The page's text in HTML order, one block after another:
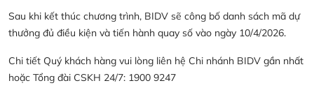
Sau khi kết thúc chương trình, BIDV sẽ công bố danh sách mã dự
thưởng đủ điều kiện và tiến hành quay số vào ngày 10/4/2026.
Chi tiết Quý khách hàng vui lòng liên hệ Chi nhánh BIDV gần nhất
hoặc Tổng đài CSKH 24/7: 1900 9247